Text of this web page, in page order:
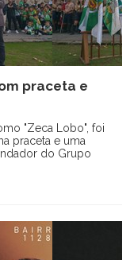
praceta e
"Zeca Lobo", foi
praceta e uma
do Grupo